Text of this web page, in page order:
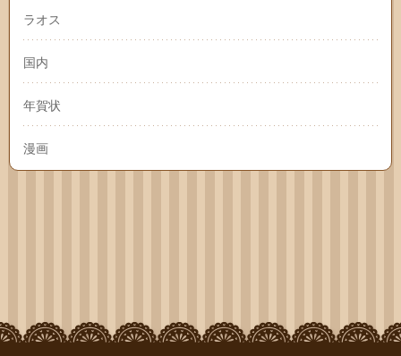
ラオス
国内
年賀状
漫画